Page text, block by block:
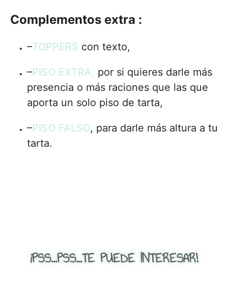
Complementos extra :
–TOPPERS con texto,
–PISO EXTRA, por si quieres darle más
presencia o más raciones que las que
aporta un solo piso de tarta,
–PISO FALSO, para darle más altura a tu
tarta.
¡PSS...PSS...TE PUEDE INTERESAR!